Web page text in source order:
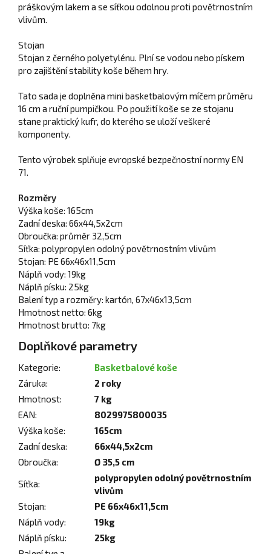
práškovým lakem a se síťkou odolnou proti povětrnostním
vlivům.
Stojan
Stojan z černého polyetylénu. Plní se vodou nebo pískem
pro zajištění stability koše během hry.
Tato sada je doplněna mini basketbalovým míčem průměru
16 cm a ruční pumpičkou. Po použití koše se ze stojanu
stane praktický kufr, do kterého se uloží veškeré
komponenty.
Tento výrobek splňuje evropské bezpečnostní normy EN
71.
Rozměry
Výška koše: 165cm
Zadní deska: 66x44,5x2cm
Obroučka: průměr 32,5cm
Síťka: polypropylen odolný povětrnostním vlivům
Stojan: PE 66x46x11,5cm
Náplň vody: 19kg
Náplň písku: 25kg
Balení typ a rozměry: kartón, 67x46x13,5cm
Hmotnost netto: 6kg
Hmotnost brutto: 7kg
Doplňkové parametry
Kategorie:
Basketbalové koše
Záruka:
2 roky
Hmotnost:
7 kg
EAN:
8029975800035
Výška koše:
165cm
Zadní deska:
66x44,5x2cm
Obroučka:
Ø 35,5 cm
Síťka:
polypropylen odolný povětrnostním
vlivům
Stojan:
PE 66x46x11,5cm
Náplň vody:
19kg
Náplň písku:
25kg